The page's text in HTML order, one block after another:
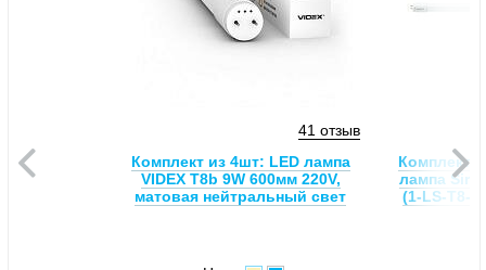
41 отзыв
Комплект из 4шт: LED лампа
VIDEX T8b 9W 600мм 220V,
матовая нейтральный свет
Комплект
лампа
(1-LS-T8-